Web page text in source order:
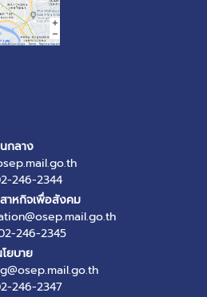
กลาง
246-2344
าหกิจเพื่อสังคม
246-2345
ยบาย
246-2347